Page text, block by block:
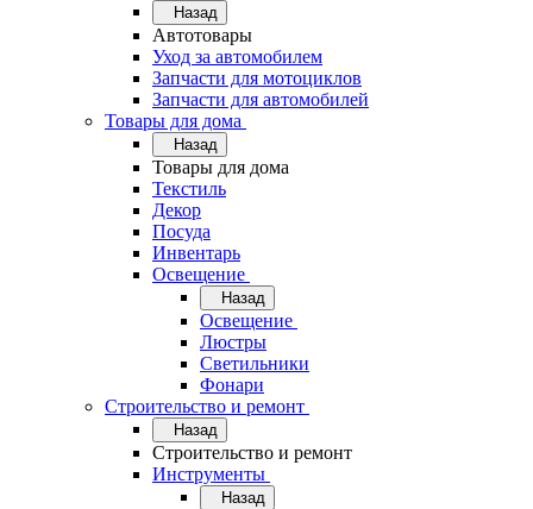
Назад
Автотовары
Уход за автомобилем
Запчасти для мотоциклов
Запчасти для автомобилей
Товары для дома
Назад
Товары для дома
Текстиль
Декор
Посуда
Инвентарь
Освещение
Назад
Освещение
Люстры
Светильники
Фонари
Строительство и ремонт
Назад
Строительство и ремонт
Инструменты
Назад